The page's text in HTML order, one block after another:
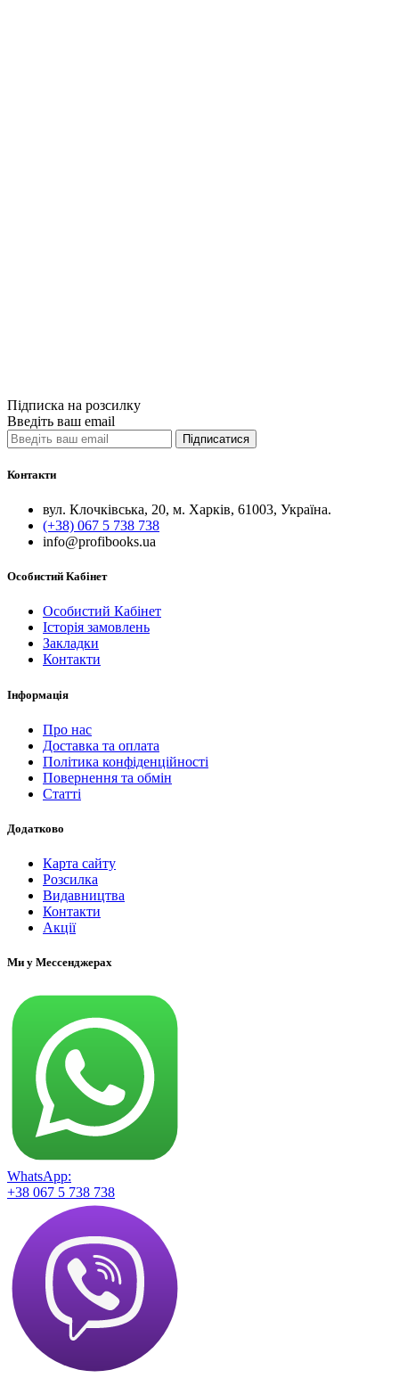
Підписка на розсилку
Введіть ваш email
Підписатися
Контакти
вул. Клочківська, 20, м. Харків, 61003, Україна.
(+38) 067 5 738 738
info@profibooks.ua
Особистий Кабінет
Особистий Кабінет
Історія замовлень
Закладки
Контакти
Інформація
Про нас
Доставка та оплата
Політика конфіденційності
Повернення та обмін
Статті
Додатково
Карта сайту
Розсилка
Видавництва
Контакти
Акції
Ми у Мессенджерах
WhatsApp:
+38 067 5 738 738